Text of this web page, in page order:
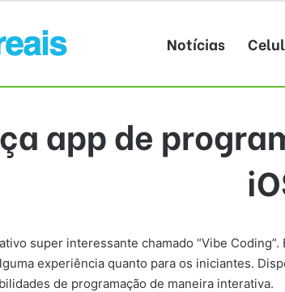
Notícias
app de
super interessante chamado “Vibe
experiência quanto para os iniciantes.
de programação de maneira interativa.